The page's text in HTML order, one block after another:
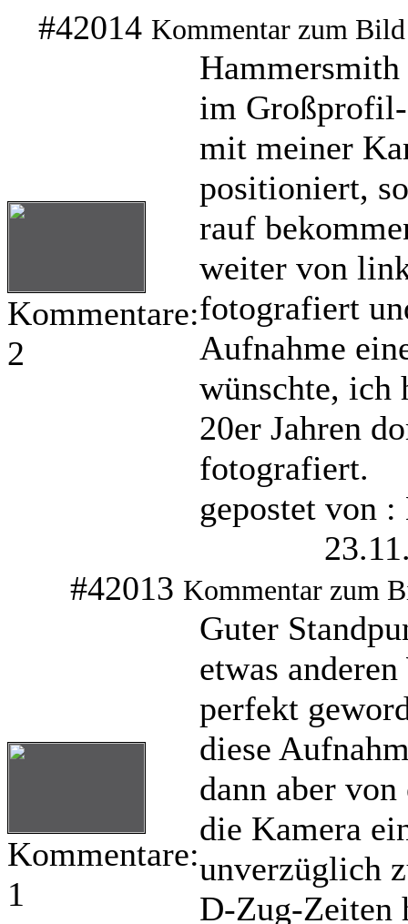
#42014 Kommentar zum Bild
Kommentare:
2
Hammersmith
im
mit meiner
positioniert,
rauf
weiter von
fotografiert
Aufnahme
wünschte, ich
20er Jahren
fotografiert.
gepostet von
#42013 Kommentar zum
Kommentare:
1
Guter
etwas
perfekt
diese
dann aber
die Kamera
unverzüglich
D-Zug-Zeiten